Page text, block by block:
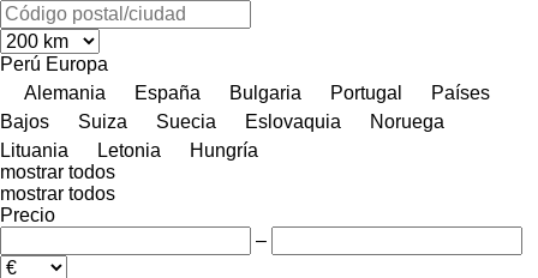
Perú Europa
Alemania
España Bulgaria Portugal
Países
Bajos
Suiza Suecia Eslovaquia
Noruega
Lituania
Letonia
Hungría
mostrar todos
mostrar todos
Precio
–